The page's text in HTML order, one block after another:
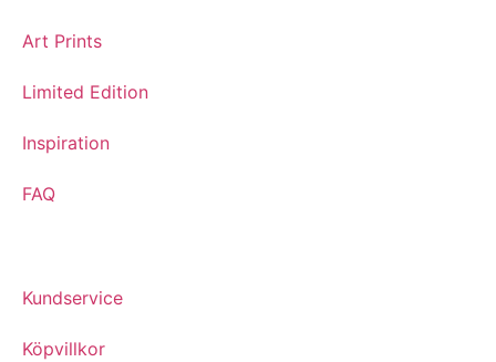
Art Prints
Limited Edition
Inspiration
FAQ
Kundservice
Köpvillkor